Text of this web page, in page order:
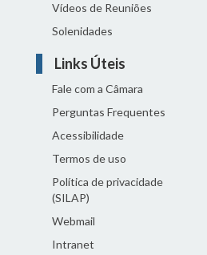
Vídeos de Reuniões
Solenidades
Links Úteis
Fale com a Câmara
Perguntas Frequentes
Acessibilidade
Termos de uso
Política de privacidade
(SILAP)
Webmail
Intranet